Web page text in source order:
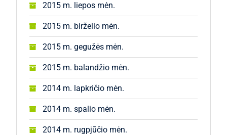
2015 m. liepos mėn.
2015 m. birželio mėn.
2015 m. gegužės mėn.
2015 m. balandžio mėn.
2014 m. lapkričio mėn.
2014 m. spalio mėn.
2014 m. rugpjūčio mėn.